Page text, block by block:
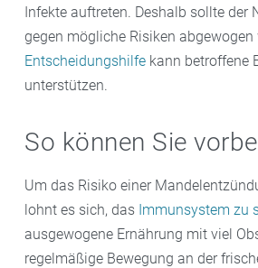
Infekte auftreten. Deshalb sollte der
gegen mögliche Risiken abgewogen
Entscheidungshilfe kann betroffene
unterstützen.
So können Sie
Um das Risiko einer
lohnt es sich, das Immunsystem zu
ausgewogene Ernährung mit viel
regelmäßige Bewegung an der